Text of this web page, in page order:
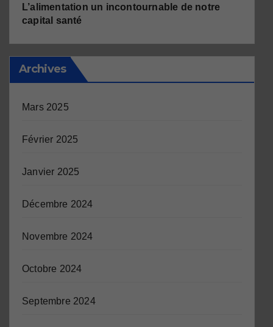
L’alimentation un incontournable de notre
capital santé
Archives
Mars 2025
Février 2025
Janvier 2025
Décembre 2024
Novembre 2024
Octobre 2024
Septembre 2024